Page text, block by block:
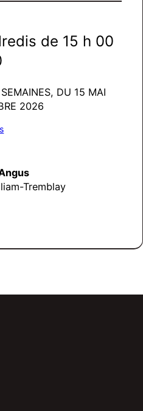
de 15 h 00
DU 15 MAI
2026
Tremblay